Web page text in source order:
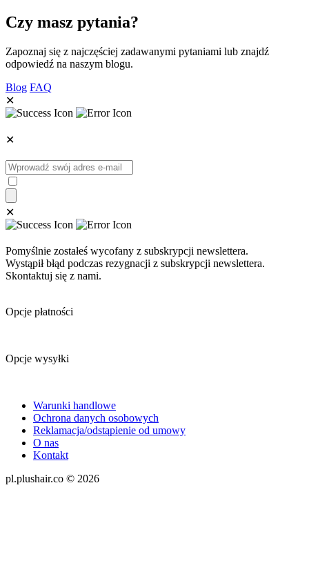
Czy masz pytania?
Zapoznaj się z najczęściej zadawanymi pytaniami lub znajdź
odpowiedź na naszym blogu.
Blog FAQ
✕
✕
✕
Pomyślnie zostałeś wycofany z subskrypcji newslettera.
Wystąpił błąd podczas rezygnacji z subskrypcji newslettera.
Skontaktuj się z nami.
Opcje płatności
Opcje wysyłki
Warunki handlowe
Ochrona danych osobowych
Reklamacja/odstąpienie od umowy
O nas
Kontakt
pl.plushair.co © 2026